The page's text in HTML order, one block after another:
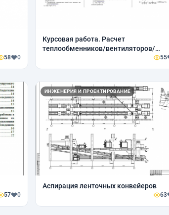
58 0
Курсовая работа. Расчет
теплообменников/вентиляторов/
55
57 0
ИНЖЕНЕРИЯ И ПРОЕКТИРОВАНИЕ
Аспирация ленточных конвейеров
63